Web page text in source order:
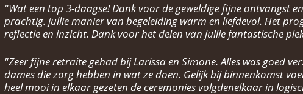
"Wat een top 3-daagse! Dank voor de geweldige fijne ontvangst
prachtig. jullie manier van begeleiding warm en liefdevol. Het
reflectie en inzicht. Dank voor het delen van jullie fantastische
"Zeer fijne retraite gehad bij Larissa en Simone. Alles was goed
dames die zorg hebben in wat ze doen. Gelijk bij binnenkomst
heel mooi in elkaar gezeten de ceremonies volgdenelkaar in